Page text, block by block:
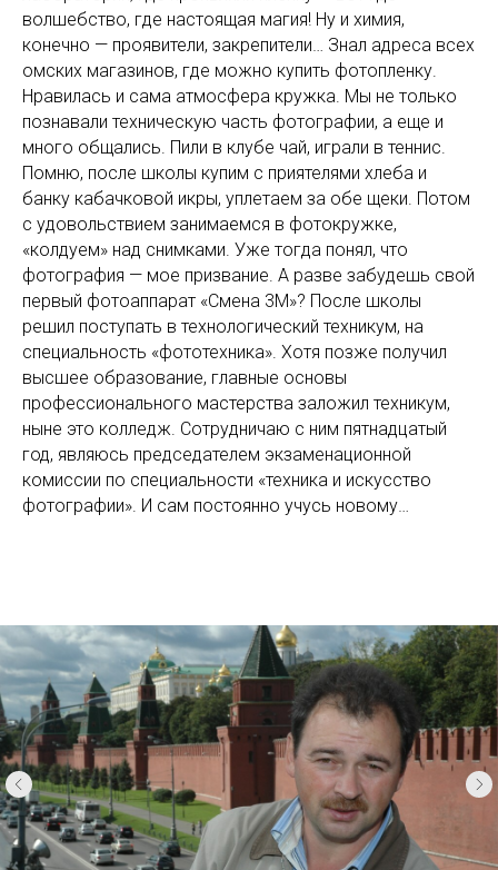
волшебство, где настоящая магия! Ну и химия,
конечно — проявители, закрепители… Знал адреса всех
омских магазинов, где можно купить фотопленку.
Нравилась и сама атмосфера кружка. Мы не только
познавали техническую часть фотографии, а еще и
много общались. Пили в клубе чай, играли в теннис.
Помню, после школы купим с приятелями хлеба и
банку кабачковой икры, уплетаем за обе щеки. Потом
с удовольствием занимаемся в фотокружке,
«колдуем» над снимками. Уже тогда понял, что
фотография — мое призвание. А разве забудешь свой
первый фотоаппарат «Смена 3М»? После школы
решил поступать в технологический техникум, на
специальность «фототехника». Хотя позже получил
высшее образование, главные основы
профессионального мастерства заложил техникум,
ныне это колледж. Сотрудничаю с ним пятнадцатый
год, являюсь председателем экзаменационной
комиссии по специальности «техника и искусство
фотографии». И сам постоянно учусь новому…